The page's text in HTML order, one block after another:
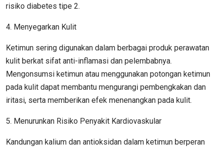
risiko diabetes tipe 2.
4. Menyegarkan Kulit
Ketimun sering digunakan dalam berbagai produk perawatan
kulit berkat sifat anti-inflamasi dan pelembabnya.
Mengonsumsi ketimun atau menggunakan potongan ketimun
pada kulit dapat membantu mengurangi pembengkakan dan
iritasi, serta memberikan efek menenangkan pada kulit.
5. Menurunkan Risiko Penyakit Kardiovaskular
Kandungan kalium dan antioksidan dalam ketimun berperan